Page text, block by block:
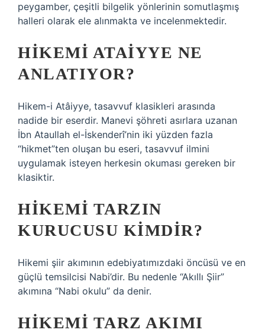
peygamber, çeşitli bilgelik yönlerinin somutlaşmış
halleri olarak ele alınmakta ve incelenmektedir.
HIKEMI ATAIYYE NE
ANLATIYOR?
Hikem-i Atâiyye, tasavvuf klasikleri arasında
nadide bir eserdir. Manevi şöhreti asırlara uzanan
İbn Ataullah el-İskenderî’nin iki yüzden fazla
“hikmet”ten oluşan bu eseri, tasavvuf ilmini
uygulamak isteyen herkesin okuması gereken bir
klasiktir.
HIKEMI TARZIN
KURUCUSU KIMDIR?
Hikemi şiir akımının edebiyatımızdaki öncüsü ve en
güçlü temsilcisi Nabi’dir. Bu nedenle “Akıllı Şiir”
akımına “Nabi okulu” da denir.
HIKEMI TARZ AKIMI